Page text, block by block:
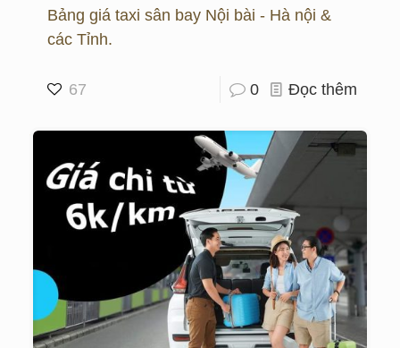
Bảng giá taxi sân bay Nội bài - Hà nội &
các Tỉnh.
67 0 Đọc thêm